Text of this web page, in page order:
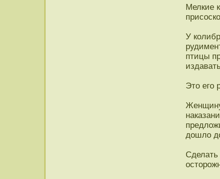
Мелкие
У
птицы
Это его
Женщину
дошло